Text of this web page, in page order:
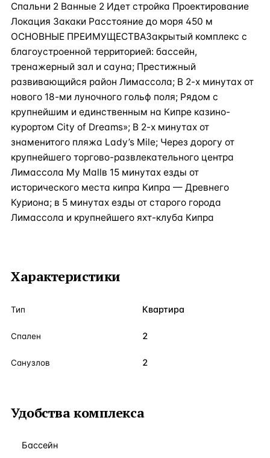
Спальни 2 Ванные 2 Идет стройка Проектирование
Локация Закаки Расстояние до моря 450 м
ОСНОВНЫЕ ПРЕИМУЩЕСТВАЗакрытый комплекс с
благоустроенной территорией: бассейн,
тренажерный зал и сауна; Престижный
развивающийся район Лимассола; В 2-х минутах от
нового 18-ми луночного гольф поля; Рядом с
крупнейшим и единственным на Кипре казино-
курортом City of Dreams»; В 2-х минутах от
знаменитого пляжа Lady’s Mile; Через дорогу от
крупнейшего торгово-развлекательного центра
Лимассола My Mallв 15 минутах езды от
исторического места кипра Кипра — Древнего
Куриона; в 5 минутах езды от старого города
Лимассола и крупнейшего яхт-клуба Кипра
Характеристики
Тип Квартира
Спален 2
Санузлов 2
Удобства комплекса
Бассейн